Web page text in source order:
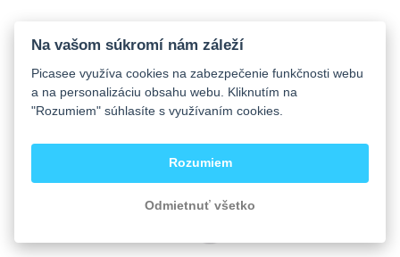
Na vašom súkromí nám záleží
Picasee využíva cookies na zabezpečenie funkčnosti webu
a na personalizáciu obsahu webu. Kliknutím na
"Rozumiem" súhlasíte s využívaním cookies.
Rozumiem
Odmietnuť všetko